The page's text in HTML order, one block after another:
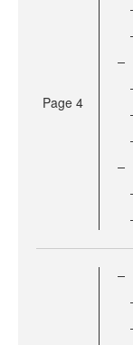
Page 4